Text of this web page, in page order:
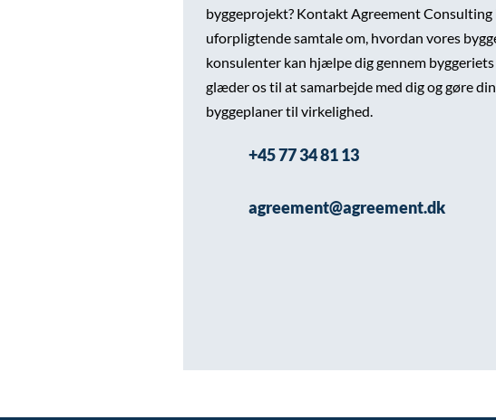
byggeprojekt? Kontakt Agreement Consulting
uforpligtende samtale om, hvordan vores
konsulenter kan hjælpe dig gennem byggeriets
glæder os til at samarbejde med dig og gøre
byggeplaner til virkelighed.
+45 77 34 81 13
agreement@agreement.dk